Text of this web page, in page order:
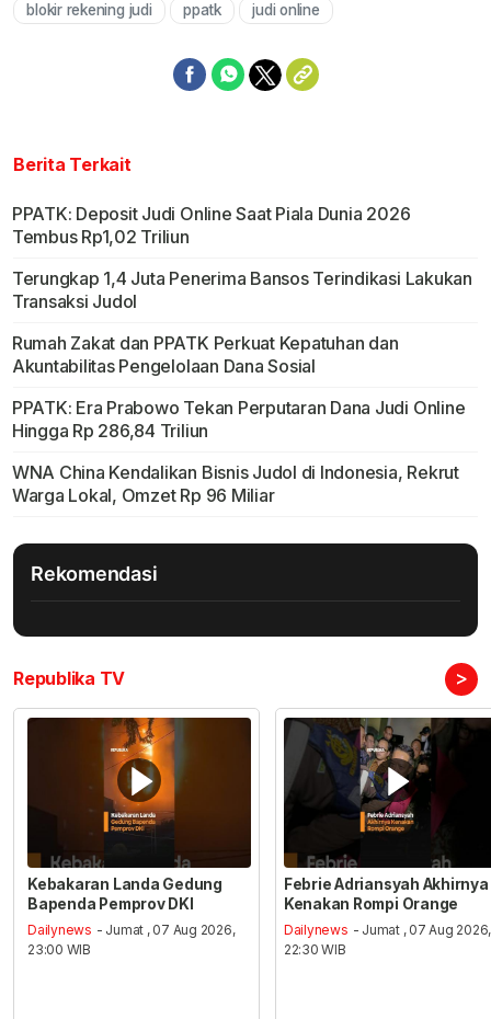
blokir rekening judi ppatk judi online
Berita Terkait
PPATK: Deposit Judi Online Saat Piala Dunia 2026
Tembus Rp1,02 Triliun
Terungkap 1,4 Juta Penerima Bansos Terindikasi Lakukan
Transaksi Judol
Rumah Zakat dan PPATK Perkuat Kepatuhan dan
Akuntabilitas Pengelolaan Dana Sosial
PPATK: Era Prabowo Tekan Perputaran Dana Judi Online
Hingga Rp 286,84 Triliun
WNA China Kendalikan Bisnis Judol di Indonesia, Rekrut
Warga Lokal, Omzet Rp 96 Miliar
Rekomendasi
Republika TV >
Kebakaran Landa Gedung
Bapenda Pemprov DKI
Dailynews - Jumat , 07 Aug 2026,
23:00 WIB
Febrie Adriansyah Akhirnya
Kenakan Rompi Orange
Dailynews - Jumat , 07 Aug 2026,
22:30 WIB